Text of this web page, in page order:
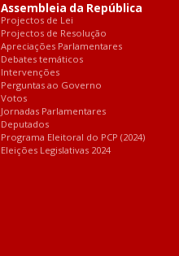
Assembleia da República
Projectos de Lei
Projectos de Resolução
Apreciações Parlamentares
Debates temáticos
Intervenções
Perguntas ao Governo
Votos
Jornadas Parlamentares
Deputados
Programa Eleitoral do PCP (2024)
Eleições Legislativas 2024